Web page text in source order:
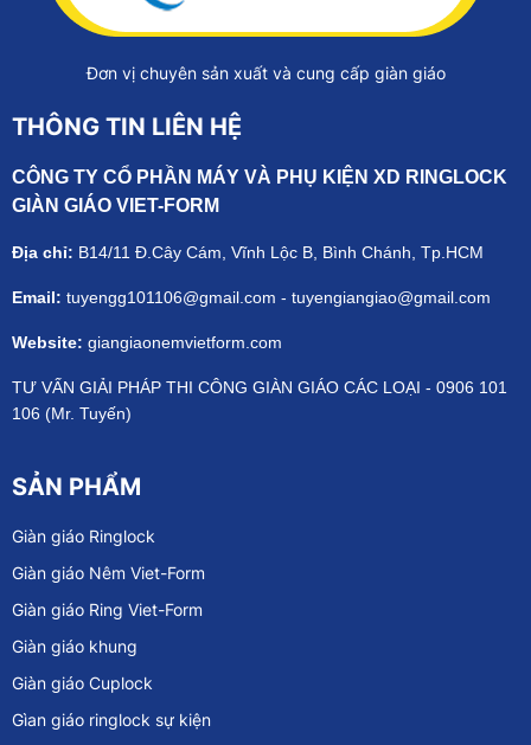
Đơn vị chuyên sản xuất và cung cấp giàn giáo
THÔNG TIN LIÊN HỆ
CÔNG TY CỔ PHẦN MÁY VÀ PHỤ KIỆN XD RINGLOCK
GIÀN GIÁO VIET-FORM
Địa chỉ: B14/11 Đ.Cây Cám, Vĩnh Lộc B, Bình Chánh, Tp.HCM
Email: tuyengg101106@gmail.com - tuyengiangiao@gmail.com
Website: giangiaonemvietform.com
TƯ VẤN GIẢI PHÁP THI CÔNG GIÀN GIÁO CÁC LOẠI - 0906 101
106 (Mr. Tuyến)
SẢN PHẨM
Giàn giáo Ringlock
Giàn giáo Nêm Viet-Form
Giàn giáo Ring Viet-Form
Giàn giáo khung
Giàn giáo Cuplock
Gìan giáo ringlock sự kiện